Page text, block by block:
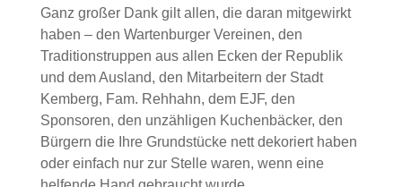
Ganz großer Dank gilt allen, die daran mitgewirkt
haben – den Wartenburger Vereinen, den
Traditionstruppen aus allen Ecken der Republik
und dem Ausland, den Mitarbeitern der Stadt
Kemberg, Fam. Rehhahn, dem EJF, den
Sponsoren, den unzähligen Kuchenbäcker, den
Bürgern die Ihre Grundstücke nett dekoriert haben
oder einfach nur zur Stelle waren, wenn eine